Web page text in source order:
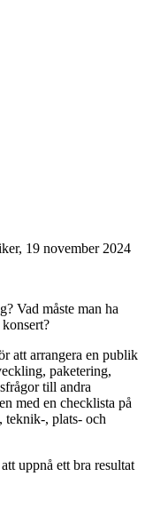
19 november 2024
Vad måste man ha
att arrangera en publik
paketering,
till andra
med en checklista på
teknik-, plats- och
uppnå ett bra resultat